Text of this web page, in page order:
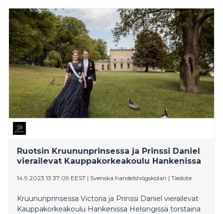
Ruotsin Kruununprinsessa ja Prinssi Daniel
vierailevat Kauppakorkeakoulu Hankenissa
14.9.2023 13:37:09 EEST | Svenska handelshögskolan | Tiedote
Kruununprinsessa Victoria ja Prinssi Daniel vierailevat
Kauppakorkeakoulu Hankenissa Helsingissä torstaina